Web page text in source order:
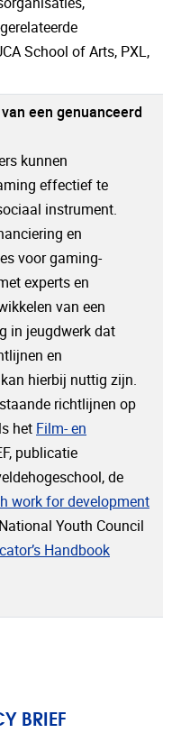
School of Arts, PXL,
een genuanceerd
kunnen
effectief te
instrument.
en
voor gaming-
experts en
van een
in jeugdwerk dat
en
hierbij nuttig zijn.
richtlijnen op
het Film- en
publicatie
de
work for development
Youth Council
Handbook
BRIEF